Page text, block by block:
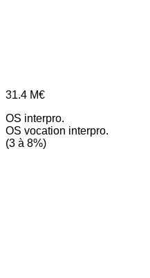
31.4 M€
OS interpro.
OS vocation interpro.
(3 à 8%)